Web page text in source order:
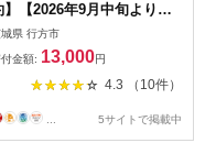
】【2026年9月中旬より順
発送】石岡鶴沼の生栗
（茨城県共通返礼品・石
市産）｜茨城県 行方市 栗
栗 秋 旬 無農薬(ER-1-1)
県 行方市
金額: 13,000円
4.3 （10件）
... 5サイトで掲載中